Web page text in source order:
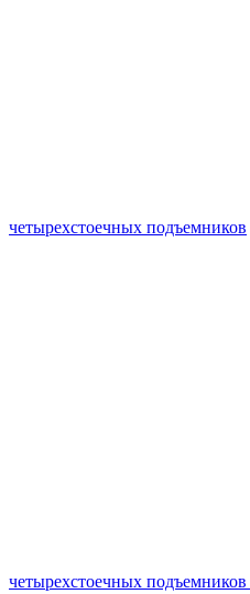
четырехстоечных подъемников
четырехстоечных подъемников